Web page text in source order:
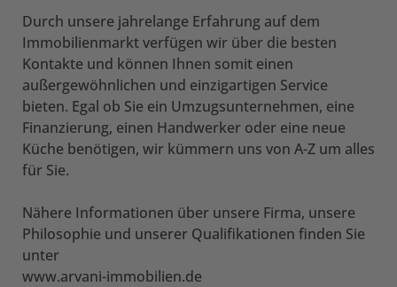
Durch unsere jahrelange Erfahrung auf dem
Immobilienmarkt verfügen wir über die besten
Kontakte und können Ihnen somit einen
außergewöhnlichen und einzigartigen Service
bieten. Egal ob Sie ein Umzugsunternehmen, eine
Finanzierung, einen Handwerker oder eine neue
Küche benötigen, wir kümmern uns von A-Z um alles
für Sie.
Nähere Informationen über unsere Firma, unsere
Philosophie und unserer Qualifikationen finden Sie
unter
www.arvani-immobilien.de